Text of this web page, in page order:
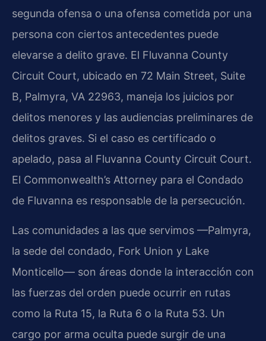
segunda ofensa o una ofensa cometida por una
persona con ciertos antecedentes puede
elevarse a delito grave. El Fluvanna County
Circuit Court, ubicado en 72 Main Street, Suite
B, Palmyra, VA 22963, maneja los juicios por
delitos menores y las audiencias preliminares de
delitos graves. Si el caso es certificado o
apelado, pasa al Fluvanna County Circuit Court.
El Commonwealth’s Attorney para el Condado
de Fluvanna es responsable de la persecución.
Las comunidades a las que servimos —Palmyra,
la sede del condado, Fork Union y Lake
Monticello— son áreas donde la interacción con
las fuerzas del orden puede ocurrir en rutas
como la Ruta 15, la Ruta 6 o la Ruta 53. Un
cargo por arma oculta puede surgir de una